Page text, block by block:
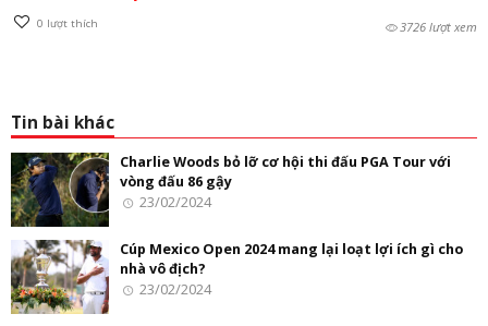
0 lượt thích 3726 lượt xem
Tin bài khác
Charlie Woods bỏ lỡ cơ hội thi đấu PGA Tour với
vòng đấu 86 gậy
23/02/2024
Cúp Mexico Open 2024 mang lại loạt lợi ích gì cho
nhà vô địch?
23/02/2024